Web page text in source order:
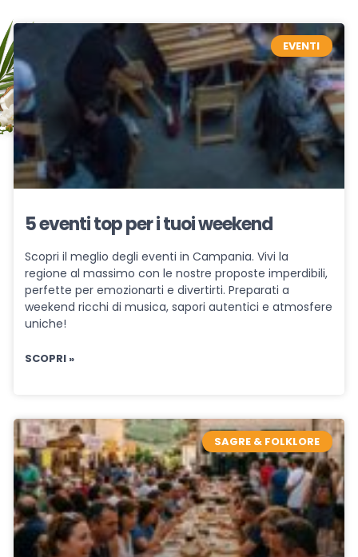
EVENTI
5 eventi top per i tuoi weekend
Scopri il meglio degli eventi in Campania. Vivi la
regione al massimo con le nostre proposte imperdibili,
perfette per emozionarti e divertirti. Preparati a
weekend ricchi di musica, sapori autentici e atmosfere
uniche!
SCOPRI »
SAGRE & FOLKLORE